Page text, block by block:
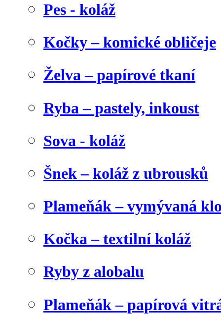
Pes - koláž
Kočky – komické obličeje
Želva – papírové tkaní
Ryba – pastely, inkoust
Sova - koláž
Šnek – koláž z ubrousků
Plameňák – vymývaná
Kočka – textilní koláž
Ryby z alobalu
Plameňák – papírová